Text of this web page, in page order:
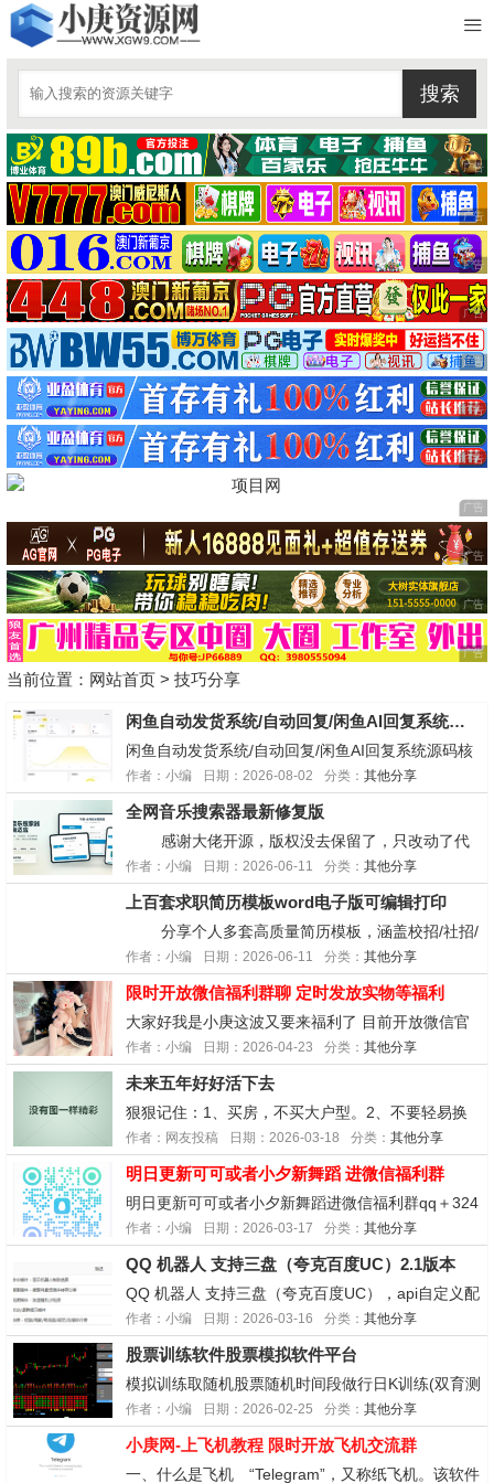
当前位置： 网站首页 > 技巧分享
闲鱼自动发货系统/自动回复/闲鱼AI回复系统源码
闲鱼自动发货系统/自动回复/闲鱼AI回复系统源码核
心功能智能回复关键词匹配回复AI智能议价（支持自
定义折扣规则）默认回复配置商品专属回复自动发货
支持多规格商品延时发货设置卡券管理发货规则配置
订单管理订单列表查看批量刷新（并发处理）订单详
情...
作者：小编 日期：2026-08-02 分类： 其他分享
全网音乐搜索器最新修复版
感谢大佬开源，版权没去保留了，只改动了代
码。新增后台支持配置Cookie表单，测试听会员歌
曲没毛病，前提是会员的Cookie。修复...
作者：小编 日期：2026-06-11 分类： 其他分享
上百套求职简历模板word电子版可编辑打印
分享个人多套高质量简历模板，涵盖校招/社招/
转行通用版，需要的自取～下载后办公软件可直接编
辑修改打印链接：https://pan....
作者：小编 日期：2026-06-11 分类： 其他分享
限时开放微信福利群聊 定时发放实物等福利
大家好我是小庚这波又要来福利了 目前开放微信官
方交流群想进的qq＋3244444470...
作者：小编 日期：2026-04-23 分类： 其他分享
未来五年好好活下去
狠狠记住：1、买房，不买大户型。2、不要轻易换
行，换行穷三年。3、上班，不做那个出头鸟。4、
微信步数，最好关掉。5、不要乱搞男女关系，自古
奸情出人命。6、钱，千万不要乱花，衣服，能穿就
不买新的。7、宁愿国企赚8000，也不去私企1000
0。...
作者：网友投稿 日期：2026-03-18 分类： 其他分享
明日更新可可或者小夕新舞蹈 进微信福利群
明日更新可可或者小夕新舞蹈进微信福利群qq＋324
4444470预热一波有什么想看的舞蹈也可以跟小庚留
言...
作者：小编 日期：2026-03-17 分类： 其他分享
QQ 机器人 支持三盘（夸克百度UC）2.1版本
QQ 机器人 支持三盘（夸克百度UC），api自定义配
置，广告过滤 定时删除临时资源（保持空间不被占
满）等功能免费使用!!!免费使用!!!免费使用!!!（外面
都是卖99的）要是没人反馈问题(反馈越...
作者：小编 日期：2026-03-16 分类： 其他分享
股票训练软件股票模拟软件平台
模拟训练取随机股票随机时间段做行日K训练(双育测
试)虚拟买卖时间为当日收盘操作，省去传统单机版
维护数据烦恼。股票训练软件让你每天进步一点点!
让您随时随时验证自己想法!(软件功能不可能做得完
美满足任何人，拍下不喜欢不作退款处理，如果要求
作者：小编 日期：2026-02-25 分类： 其他分享
小庚网-上飞机教程 限时开放飞机交流群
一、什么是飞机 “Telegram”，又称纸飞机。该软件